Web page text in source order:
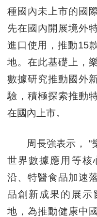
種國內未上市的國
先在國內開展境外
進口使用，推動15
地。在此基礎上，
數據研究推動國外
驗，積極探索推動
在國內上市。
周長強表示， “
世界數據應用等核
沿、特醫食品加速
品創新成果的展示
地，為推動健康中